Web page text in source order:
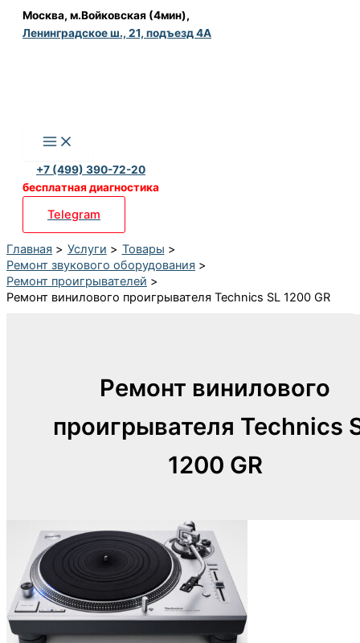
Перейти
Москва, м.Войковская (4мин),
Ленинградское ш., 21, подъезд 4А
+7 (499) 390-72-20
бесплатная диагностика
Telegram
Главная Услуги
Товары
Ремонт звукового оборудования
Ремонт проигрывателей
Ремонт винилового проигрывателя Technics SL 1200 GR
Ремонт винилового
проигрывателя Technics
1200 GR